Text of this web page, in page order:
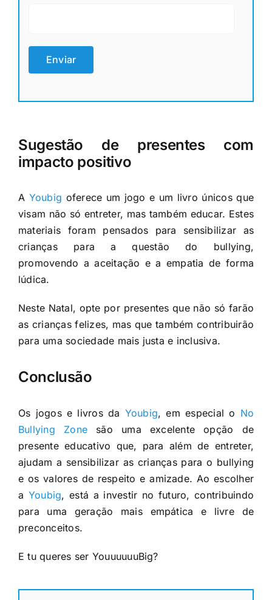
Sugestão de presentes com
impacto positivo
A Youbig oferece um jogo e um livro únicos que
visam não só entreter, mas também educar. Estes
materiais foram pensados para sensibilizar as
crianças para a questão do bullying,
promovendo a aceitação e a empatia de forma
lúdica.
Neste Natal, opte por presentes que não só farão
as crianças felizes, mas que também contribuirão
para uma sociedade mais justa e inclusiva.
Conclusão
Os jogos e livros da Youbig, em especial o No
Bullying Zone são uma excelente opção de
presente educativo que, para além de entreter,
ajudam a sensibilizar as crianças para o bullying
e os valores de respeito e amizade. Ao escolher
a Youbig, está a investir no futuro, contribuindo
para uma geração mais empática e livre de
preconceitos.
E tu queres ser YouuuuuuBig?